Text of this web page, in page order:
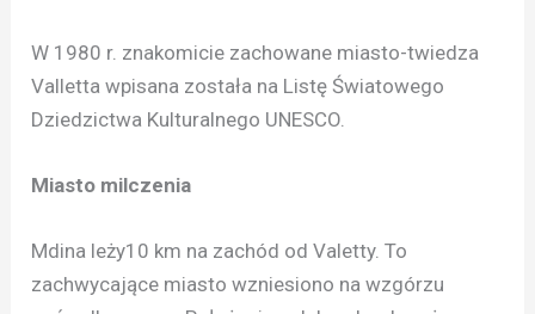
W 1980 r. znakomicie zachowane miasto-twiedza
Valletta wpisana została na Listę Światowego
Dziedzictwa Kulturalnego UNESCO.
Miasto milczenia
Mdina leży10 km na zachód od Valetty. To
zachwycające miasto wzniesiono na wzgórzu